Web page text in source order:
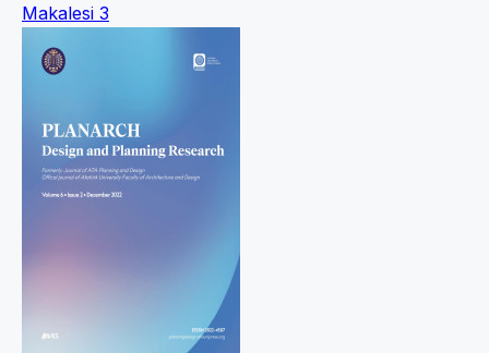
Makalesi 3